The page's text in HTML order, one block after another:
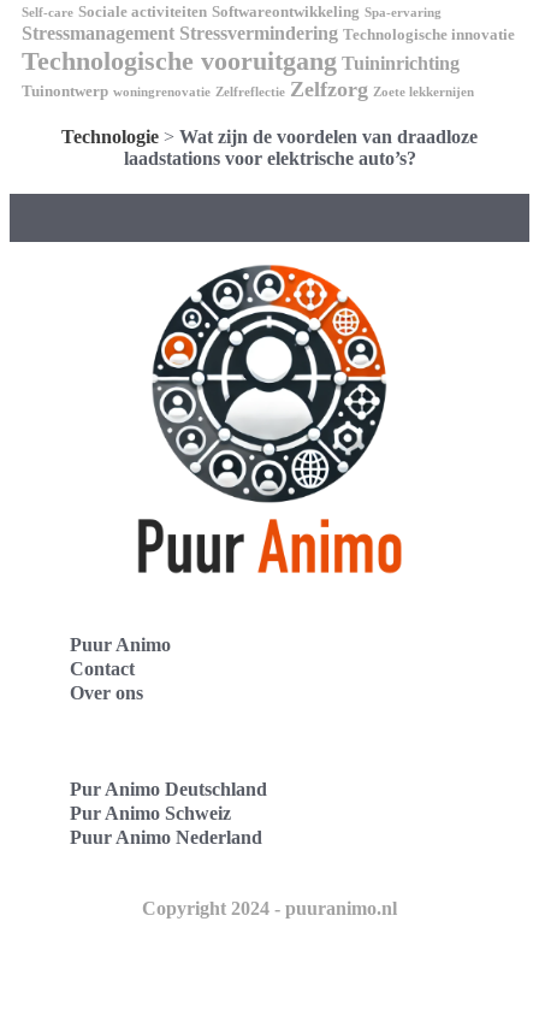
Self-care Sociale activiteiten Softwareontwikkeling Spa-ervaring
Stressmanagement Stressvermindering Technologische innovatie
Technologische vooruitgang Tuininrichting
Tuinontwerp woningrenovatie Zelfreflectie Zelfzorg Zoete lekkernijen
Technologie > Wat zijn de voordelen van draadloze
laadstations voor elektrische auto’s?
Puur Animo
Contact
Over ons
Pur Animo Deutschland
Pur Animo Schweiz
Puur Animo Nederland
Copyright 2024 - puuranimo.nl